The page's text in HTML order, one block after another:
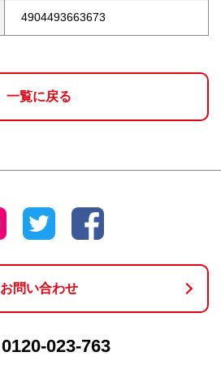
4904493663673
一覧に戻る
お問い合わせ
0120-023-763